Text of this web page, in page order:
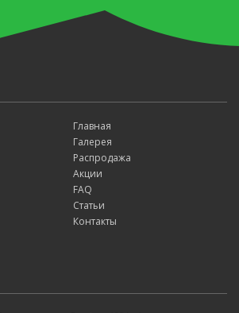
Главная
Галерея
Распродажа
Акции
FAQ
Статьи
Контакты